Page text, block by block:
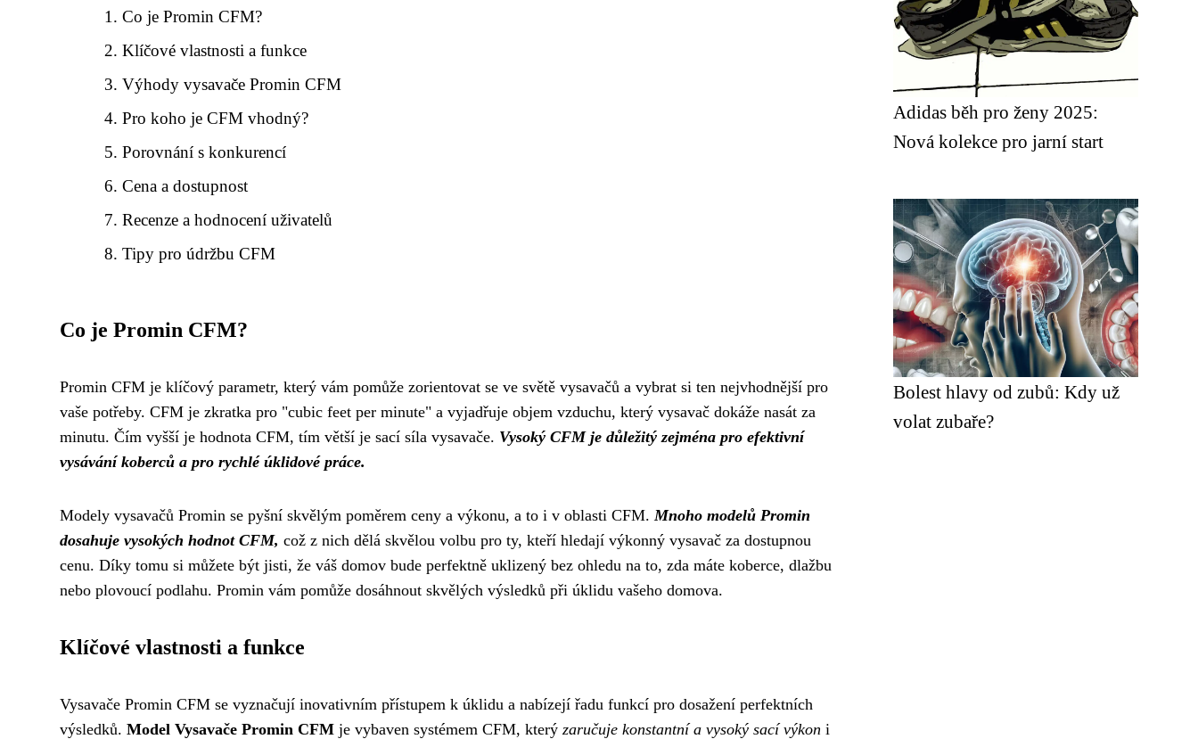
Co je Promin CFM?
Klíčové vlastnosti a funkce
Výhody vysavače Promin CFM
Pro koho je CFM vhodný?
Porovnání s konkurencí
Cena a dostupnost
Recenze a hodnocení uživatelů
Tipy pro údržbu CFM
Co je Promin CFM?
Promin CFM je klíčový parametr, který vám pomůže zorientovat se ve světě vysavačů a vybrat si ten nejvhodnější pro
vaše potřeby. CFM je zkratka pro "cubic feet per minute" a vyjadřuje objem vzduchu, který vysavač dokáže nasát za
minutu. Čím vyšší je hodnota CFM, tím větší je sací síla vysavače. Vysoký CFM je důležitý zejména pro efektivní
vysávání koberců a pro rychlé úklidové práce.
Modely vysavačů Promin se pyšní skvělým poměrem ceny a výkonu, a to i v oblasti CFM.Mnoho modelů Promin
dosahuje vysokých hodnot CFM, což z nich dělá skvělou volbu pro ty, kteří hledají výkonný vysavač za dostupnou
cenu. Díky tomu si můžete být jisti, že váš domov bude perfektně uklizený bez ohledu na to, zda máte koberce, dlažbu
nebo plovoucí podlahu. Promin vám pomůže dosáhnout skvělých výsledků při úklidu vašeho domova.
Klíčové vlastnosti a funkce
Vysavače Promin CFM se vyznačují inovativním přístupem k úklidu a nabízejí řadu funkcí pro dosažení perfektních
výsledků. Model Vysavače Promin CFM je vybaven systémem CFM, který zaručuje konstantní a vysoký sací výkon i
Adidas běh pro ženy 2025:
Nová kolekce pro jarní start
Bolest hlavy od zubů: Kdy už
volat zubaře?